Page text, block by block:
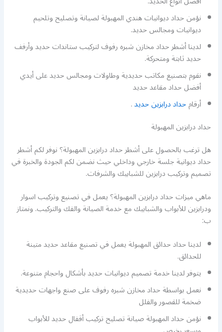
نؤمن حداد ديوانيات هندي المهبولة لصيانة وتصليح وتلحيم
ديوانيات ومجالس حديد.
لدينا أشطر حداد مخازن شبره رفوف لتركيب ستاندات حديد وأرفف
حديد ثابتة ومتحركة.
نقوم بتصنيع مكاتب حديدية وطاولات ومجالس حديد على أيدي
أفضل حداد مقاعد حديد
أرقامحداد درابزين حديد.
حداد درابزين المهبولة
هل ترغب بالحصول على أشطر حداد درابزين المهبولة؟ نوفر لكم أشطر
حداد ديوانية جلسة خارجي وداخلي حيث نضمن لكم الجودة والخبرة في
تصميم وتركيب درابزين للشبابيك والشرفات.
ماهي ميزات حداد درابزين المهبولة؟ يعمل في تصنيع وتركيب اسوار
ودرابزين للأبواب والشبابيك مع خدمة الصيانة والفك والتركيب. ونمتاز
ب:
لدينا حداد حدائق المهبولة يعمل في تصنيع مقاعد حديد متينة
للحدائق.
يتوفر لدينا خدمة تصميم ديوانيات حديد بأشكال واحجام متنوعة.
نعمل بواسطة حداد مخازن شبره رفوف على صنع واجهات حديدية
ضخمة للقصور والفلل
نؤمن حداد المهبولة صيانة تصليح تركيب أقفال حديد للأبواب